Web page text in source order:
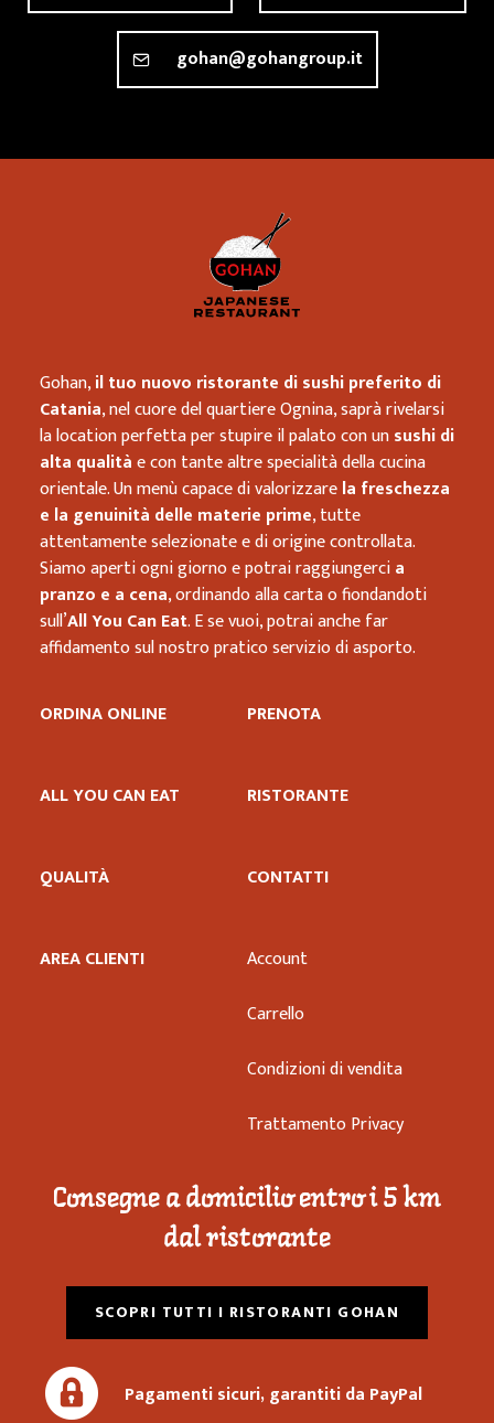
gohan@gohangroup.it
Gohan,il tuo nuovo ristorante di sushi preferito di
Catania, nel cuore del quartiere Ognina, saprà rivelarsi
la location perfetta per stupire il palato con unsushi di
alta qualitàe con tante altre specialità della cucina
orientale. Un menù capace di valorizzarela freschezza
e la genuinità delle materie prime, tutte
attentamente selezionate e di origine controllata.
Siamo aperti ogni giorno e potrai raggiungercia
pranzo e a cena, ordinando alla carta o fiondandoti
sull’All You Can Eat. E se vuoi, potrai anche far
affidamento sul nostro pratico servizio di asporto.
ORDINA ONLINE PRENOTA
ALL YOU CAN EAT RISTORANTE
QUALITÀ CONTATTI
AREA CLIENTI
Account
Carrello
Condizioni di vendita
Trattamento Privacy
Consegne a domicilio entro i 5 km
dal ristorante
SCOPRI TUTTI I RISTORANTI GOHAN
Pagamenti sicuri, garantiti da PayPal